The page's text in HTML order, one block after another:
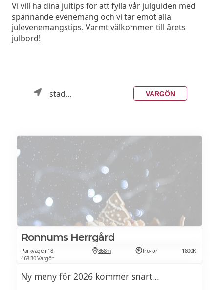
Vi vill ha dina jultips för att fylla vår julguiden med
spännande evenemang och vi tar emot alla
julevenemangstips. Varmt välkommen till årets
julbord!
stad... VARGÖN
Ronnums Herrgård
Parkvägen 18
468 30 Vargön
868m fre-lör 1800Kr
Ny meny för 2026 kommer snart...